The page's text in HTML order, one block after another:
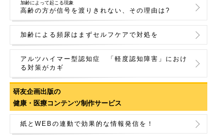
加齢によって起こる現象
高齢の方が信号を渡りきれない、その理由は?
加齢による頻尿はまずセルフケアで対処を
アルツハイマー型認知症 「軽度認知障害」におけ
る対策がカギ
研友企画出版の
健康・医療コンテンツ制作サービス
紙とWEBの連動で効果的な情報発信を！